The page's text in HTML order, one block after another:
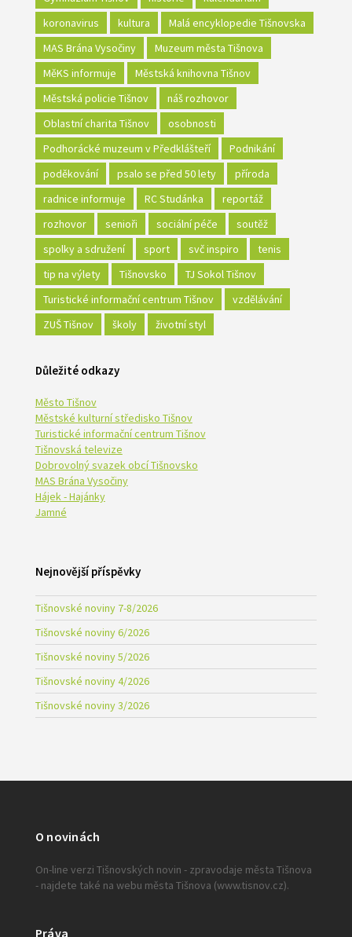
koronavirus
kultura
Malá encyklopedie Tišnovska
MAS Brána Vysočiny
Muzeum města Tišnova
MěKS informuje
Městská knihovna Tišnov
Městská policie Tišnov
náš rozhovor
Oblastní charita Tišnov
osobnosti
Podhorácké muzeum v Předklášteří
Podnikání
poděkování
psalo se před 50 lety
příroda
radnice informuje
RC Studánka
reportáž
rozhovor
senioři sociální péče
soutěž
spolky a sdružení
sport svč inspiro
tenis
tip na výlety
Tišnovsko
TJ Sokol Tišnov
Turistické informační centrum Tišnov
vzdělávání
ZUŠ Tišnov
školy životní styl
Důležité odkazy
Město Tišnov
Městské kulturní středisko Tišnov
Turistické informační centrum Tišnov
Tišnovská televize
Dobrovolný svazek obcí Tišnovsko
MAS Brána Vysočiny
Hájek - Hajánky
Jamné
Nejnovější příspěvky
Tišnovské noviny 7-8/2026
Tišnovské noviny 6/2026
Tišnovské noviny 5/2026
Tišnovské noviny 4/2026
Tišnovské noviny 3/2026
O novinách
On-line verzi Tišnovských novin - zpravodaje města Tišnova
- najdete také na webu města Tišnova (www.tisnov.cz).
Práva